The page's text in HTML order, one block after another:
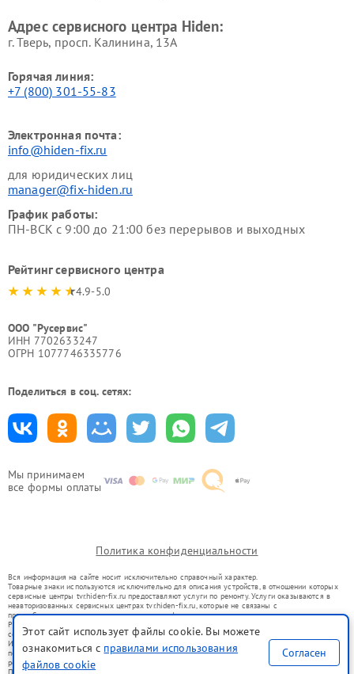
Мы принимаем
все формы оплаты
Адрес сервисного центра Hiden:
г. Тверь, просп. Калинина, 13А
Горячая линия:
+7 (800) 301-55-83
Электронная почта:
info@hiden-fix.ru
для юридических лиц
manager@fix-hiden.ru
График работы:
ПН-ВСК с 9:00 до 21:00 без перерывов и выходных
Рейтинг сервисного центра
4.9-5.0
ООО "Русервис"
ИНН 7702633247
ОГРН 1077746335776
Поделиться в соц. сетях:
Политика конфиденциальности
Вся информация на сайте носит исключительно справочный характер.
Товарные знаки используются исключительно для описания устройств, в отношении которых
сервисные центры tvr.hiden-fix.ru предоставляют услуги по ремонту. Услуги оказываются в
неавторизованных сервисных центрах tvr.hiden-fix.ru, которые не связаны с
правообладателями товарных знаков или их официальными представителями.
Ремонт осуществляется для устройств, уже введенных в гражданский оборот в соответствии
со статьей 1487 ГК РФ.
Использование товарных знаков не преследует цели индивидуализации услуг или введения
потребителей в заблуждение, а служит для информирования о предоставляемых услугах по
ремонту техники указанных брендов.
Этот сайт использует файлы cookie. Вы можете
ознакомиться с правилами использования
файлов cookie
Согласен